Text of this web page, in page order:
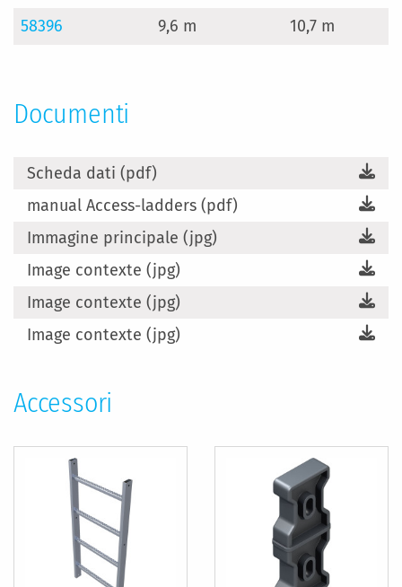
58396
9,6 m 10,7 m
Documenti
Scheda dati (pdf)
manual Access-ladders (pdf)
Immagine principale (jpg)
Image contexte (jpg)
Image contexte (jpg)
Image contexte (jpg)
Accessori